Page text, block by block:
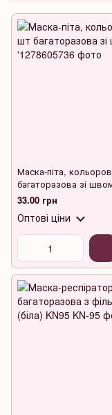
Маска-піта,
багаторазова зі
33.00 грн
Оптові ціни